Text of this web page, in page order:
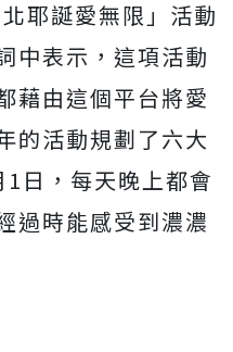
耶誕愛無限」活動
中表示，這項活動
藉由這個平台將愛
的活動規劃了六大
日，每天晚上都會
過時能感受到濃濃